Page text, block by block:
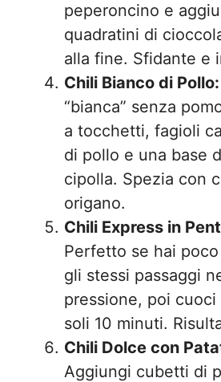
peperoncino e
quadratini di
alla fine. Sfidante e
Chili Bianco di Pollo:
“bianca” senza
a tocchetti, fagioli
di pollo e una base
cipolla. Spezia con
origano.
Chili Express in
Perfetto se hai
gli stessi passaggi
pressione, poi
soli 10 minuti.
Chili Dolce con
Aggiungi cubetti di